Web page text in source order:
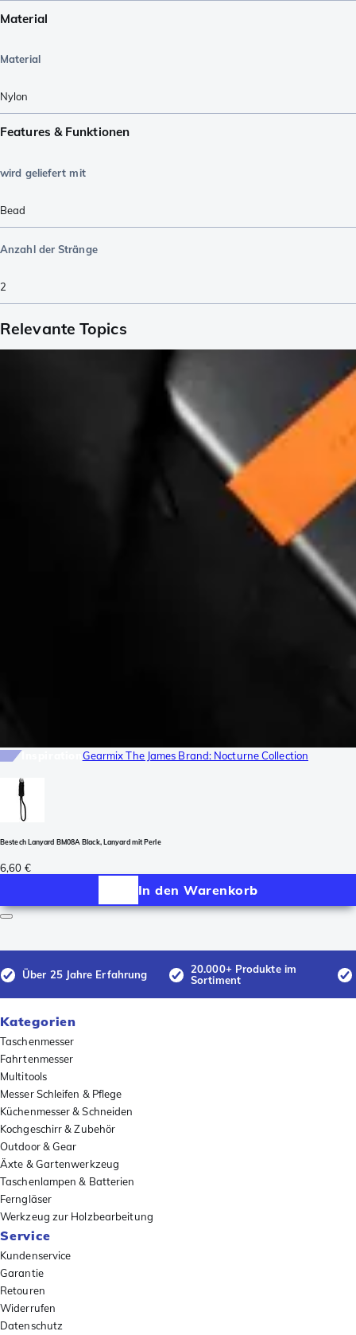
Material
Material
Nylon
Features & Funktionen
wird geliefert mit
Bead
Anzahl der Stränge
2
Relevante Topics
Gearmix The James Brand: Nocturne Collection
Bestech Lanyard BM08A Black, Lanyard mit Perle
6,60 €
In den Warenkorb
Über 25 Jahre Erfahrung
20.000+ Produkte im
Sortiment
Kategorien
Taschenmesser
Fahrtenmesser
Multitools
Messer Schleifen & Pflege
Küchenmesser & Schneiden
Kochgeschirr & Zubehör
Outdoor & Gear
Äxte & Gartenwerkzeug
Taschenlampen & Batterien
Ferngläser
Werkzeug zur Holzbearbeitung
Service
Kundenservice
Garantie
Retouren
Widerrufen
Datenschutz